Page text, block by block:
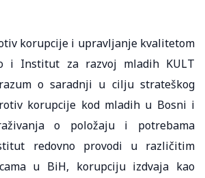
korupcije i upravljanje kvalitetom
i Institut za razvoj mladih KULT
o saradnji u cilju strateškog
korupcije kod mladih u Bosni i
o položaju i potrebama
redovno provodi u različitim
u BiH, korupciju izdvaja kao